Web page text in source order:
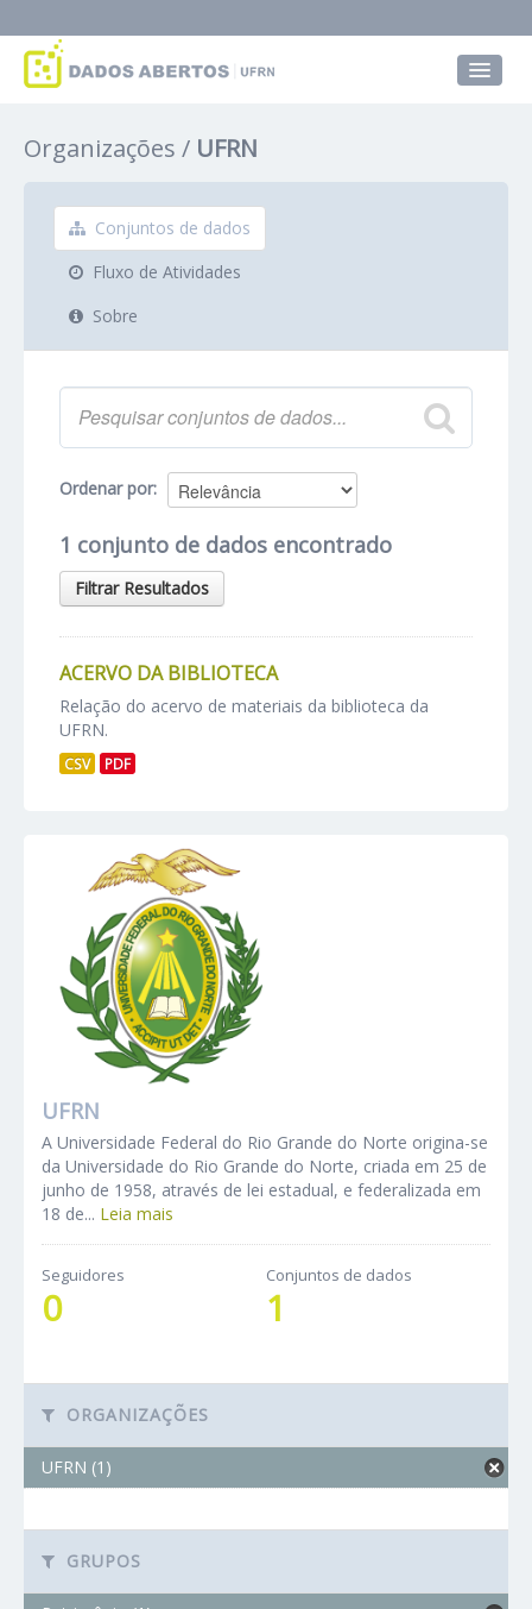
Grupos
Sobre
Organizações UFRN
Conjuntos de dados
Fluxo de Atividades
Sobre
Ordenar por
1 conjunto de dados encontrado
Filtrar Resultados
ACERVO DA BIBLIOTECA
Relação do acervo de materiais da biblioteca da
UFRN.
CSV PDF
UFRN
A Universidade Federal do Rio Grande do Norte origina-se
da Universidade do Rio Grande do Norte, criada em 25 de
junho de 1958, através de lei estadual, e federalizada em
18 de... Leia mais
Seguidores
0
Conjuntos de dados
1
ORGANIZAÇÕES
UFRN (1)
GRUPOS